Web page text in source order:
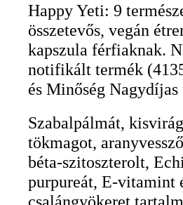
Happy Yeti: 9
összetevős, vegán
kapszula férfiaknak.
notifikált termék
és Minőség Nagydíjas
Szabalpálmát,
tökmagot,
béta-szitoszterolt,
purpureát, E-vitamint
csalángyökeret